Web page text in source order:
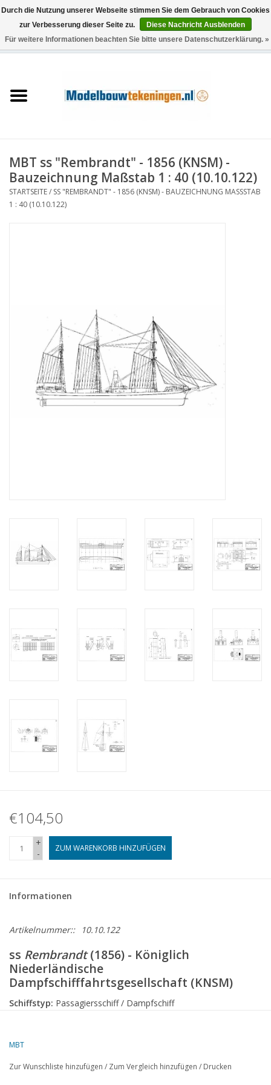
0 Artikel - €0,00
Schiffe
Holzbau
Landschaft
Neue Zeichnungen
NEUE ZEITSCHRIFTEN
ABONNEMENT DER
MBT ss "Rembrandt" - 1856 (KNSM) -
Bauzeichnung Maßstab 1 : 40 (10.10.122)
STARTSEITE/ SS "REMBRANDT" - 1856 (KNSM) - BAUZEICHNUNG MASSSTAB 1
: 40 (10.10.122)
€104,50
+
-
ZUM WARENKORB HINZUFÜGEN
Informationen
Artikelnummer:: 10.10.122
ss Rembrandt(1856) - Königlich
Niederländische
Dampfschifffahrtsgesellschaft (KNSM)
Schiffstyp: Passagiersschiff / Dampfschiff
Reederei:
MBT
Zur Wunschliste hinzufügen / Zum Vergleich hinzufügen / Drucken
Durch die Nutzung unserer Webseite stimmen Sie dem Gebrauch von Cookies
zur Verbesserung dieser Seite zu.
Diese Nachricht Ausblenden
Für weitere Informationen beachten Sie bitte unsere Datenschutzerklärung. »